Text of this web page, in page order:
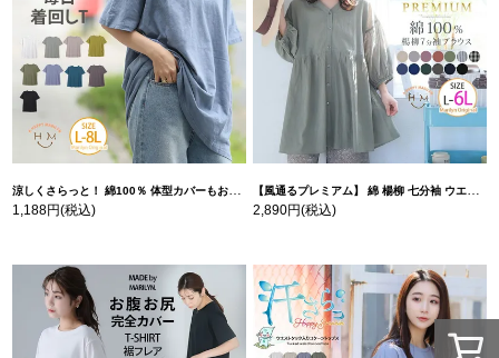
涼しくさらっと！ 綿100％ 体型カバーもお洒落も叶える 風合いコットン ゆるシルエット ドルマン | 大きいサイズの通販ならハッピーマリリン
1,188円(税込)
【風通るプレミアム】 綿 楊柳 七分袖 ウエストギャザー ブラウス | 大きいサイズの通販ならハッピーマリリン
2,890円(税込)